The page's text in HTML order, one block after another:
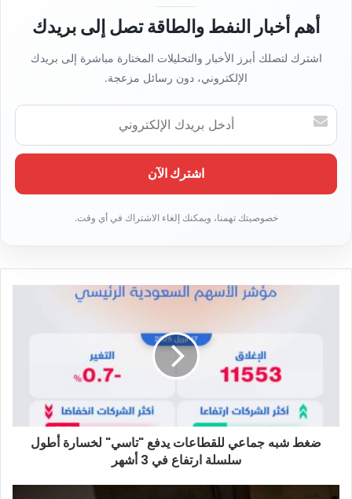
ب
أهم أخبار النفط والطاقة تصل إلى بريدك
اشترك لتصلك أبرز الأخبار والتحليلات المختارة مباشرة إلى بريدك
الإلكتروني، دون رسائل مزعجة.
أ
خ
ل
ر
ضغط شبه جماعي للقطاعات يدفع "تاسي" لخسارة أطول
سلسلة ارتفاع في 3 أشهر